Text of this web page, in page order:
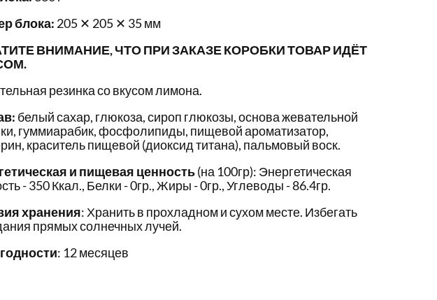
блока: 205 ✕ 205 ✕ 35 мм
ВНИМАНИЕ, ЧТО ПРИ ЗАКАЗЕ КОРОБКИ ТОВАР ИДЁТ
резинка со вкусом лимона.
белый сахар, глюкоза, сироп глюкозы, основа жевательной
гуммиарабик, фосфолипиды, пищевой ароматизатор,
краситель пищевой (диоксид титана), пальмовый воск.
и пищевая ценность(на 100гр): Энергетическая
- 350 Ккал., Белки - 0гр., Жиры - 0гр., Углеводы - 86.4гр.
хранения: Хранить в прохладном и сухом месте. Избегать
прямых солнечных лучей.
: 12 месяцев